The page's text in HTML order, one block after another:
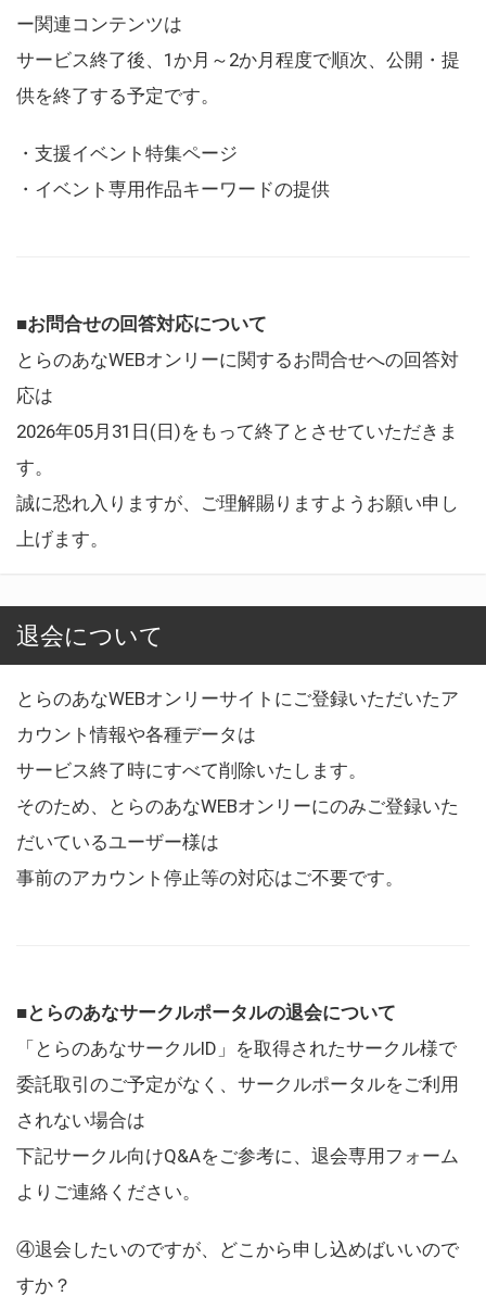
ー関連コンテンツは
サービス終了後、1か月～2か月程度で順次、公開・提
供を終了する予定です。
・支援イベント特集ページ
・イベント専用作品キーワードの提供
■お問合せの回答対応について
とらのあなWEBオンリーに関するお問合せへの回答対
応は
2026年05月31日(日)をもって終了とさせていただきま
す。
誠に恐れ入りますが、ご理解賜りますようお願い申し
上げます。
退会について
とらのあなWEBオンリーサイトにご登録いただいたア
カウント情報や各種データは
サービス終了時にすべて削除いたします。
そのため、とらのあなWEBオンリーにのみご登録いた
だいているユーザー様は
事前のアカウント停止等の対応はご不要です。
■とらのあなサークルポータルの退会について
「とらのあなサークルID」を取得されたサークル様で
委託取引のご予定がなく、サークルポータルをご利用
されない場合は
下記サークル向けQ&Aをご参考に、退会専用フォーム
よりご連絡ください。
④退会したいのですが、どこから申し込めばいいので
すか？